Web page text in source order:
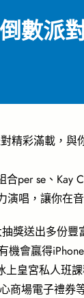
數派
精彩滿載，與
合per se、Kay
演唱，讓你在
獎送出多份豐
機會贏得
上皇宮私人班
商場電子禮券